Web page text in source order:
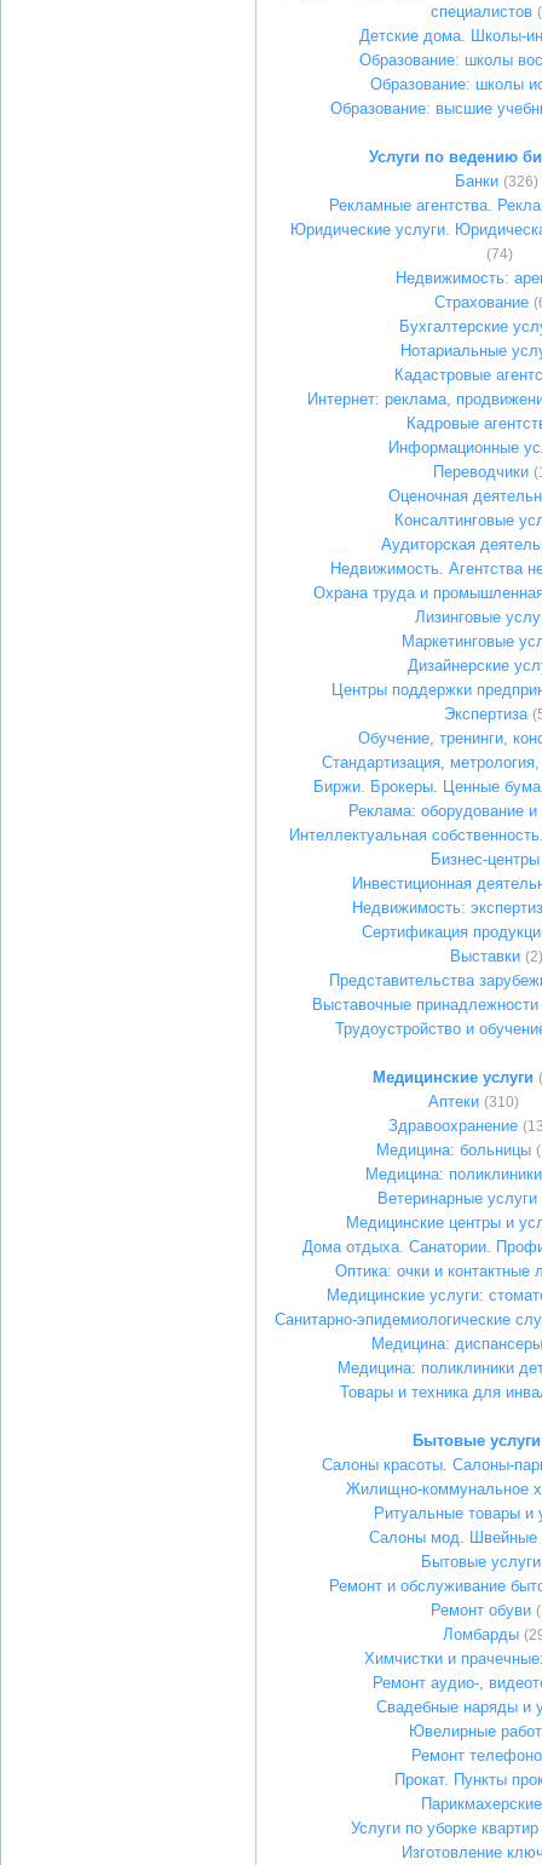
специалистов
Детские дома. Школы-
Образование: школы
Образование: школы
Образование: высшие
Услуги по ведению
Банки (326)
Рекламные агентства.
Юридические услуги.
(74)
Недвижимость:
Страхование
Бухгалтерские
Нотариальные
Кадастровые
Интернет: реклама,
Кадровые
Информационные
Переводчики
Оценочная
Консалтинговые
Аудиторская
Недвижимость. Агентства
Охрана труда и
Лизинговые
Маркетинговые
Дизайнерские
Центры поддержки
Экспертиза
Обучение, тренинги,
Стандартизация,
Биржи. Брокеры. Ценные
Реклама: оборудование
Интеллектуальная
Бизнес-центры
Инвестиционная
Недвижимость:
Сертификация
Выставки (2)
Представительства
Выставочные
Трудоустройство и
Медицинские услуги
Аптеки (310)
Здравоохранение
Медицина: больницы
Медицина: поликлиники
Ветеринарные услуги
Медицинские центры и
Дома отдыха. Санатории.
Оптика: очки и контактные
Медицинские услуги:
Санитарно-эпидемиологические
Медицина: диспансеры
Медицина: поликлиники
Товары и техника для
Бытовые услуги
Салоны красоты. Салоны-
Жилищно-коммунальное
Ритуальные товары и
Салоны мод. Швейные
Бытовые услуги
Ремонт и обслуживание
Ремонт обуви
Ломбарды
Химчистки и
Ремонт аудио-,
Свадебные наряды и
Ювелирные
Ремонт
Прокат. Пункты
Парикмахерские
Услуги по уборке
Изготовление